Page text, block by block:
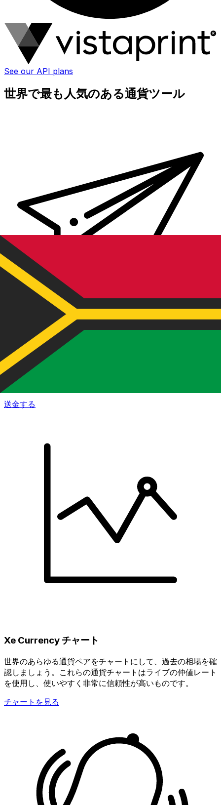
See our API plans
世界で最も人気のある通貨ツール
Xe 国際送金
オンラインの送金が迅速、安全、簡単に行えます。ライブの
追跡と通知に加え、柔軟な配信と支払いオプションをご利用
いただけます。
送金する
Xe Currency チャート
世界のあらゆる通貨ペアをチャートにして、過去の相場を確
認しましょう。これらの通貨チャートはライブの仲値レート
を使用し、使いやすく非常に信頼性が高いものです。
チャートを見る